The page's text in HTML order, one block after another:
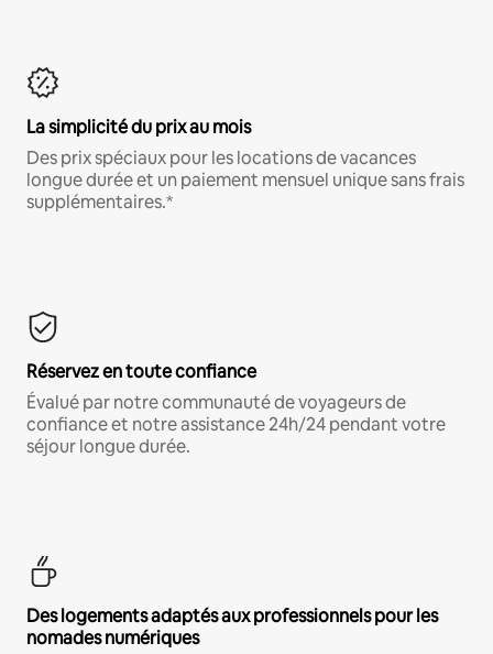
La simplicité du prix au mois
Des prix spéciaux pour les locations de vacances
longue durée et un paiement mensuel unique sans frais
supplémentaires.*
Réservez en toute confiance
Évalué par notre communauté de voyageurs de
confiance et notre assistance 24h/24 pendant votre
séjour longue durée.
Des logements adaptés aux professionnels pour les
nomades numériques